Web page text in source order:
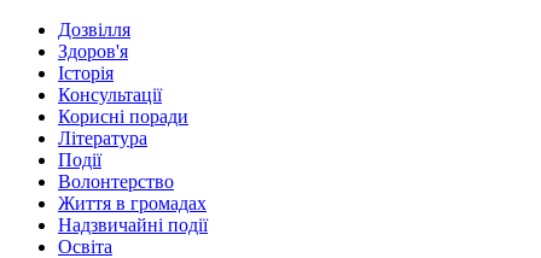
Дозвілля
Здоров'я
Історія
Консультації
Корисні поради
Література
Події
Волонтерство
Життя в громадах
Надзвичайні події
Освіта